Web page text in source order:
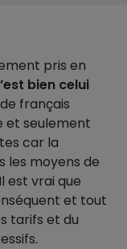
pris en
bien celui
français
et seulement
car la
les moyens de
est vrai que
et tout
tarifs et du